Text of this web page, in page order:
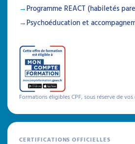
Programme REACT (habiletés
Psychoéducation et
Formations éligibles CPF, sous réserve de
CERTIFICATIONS OFFICIELLES